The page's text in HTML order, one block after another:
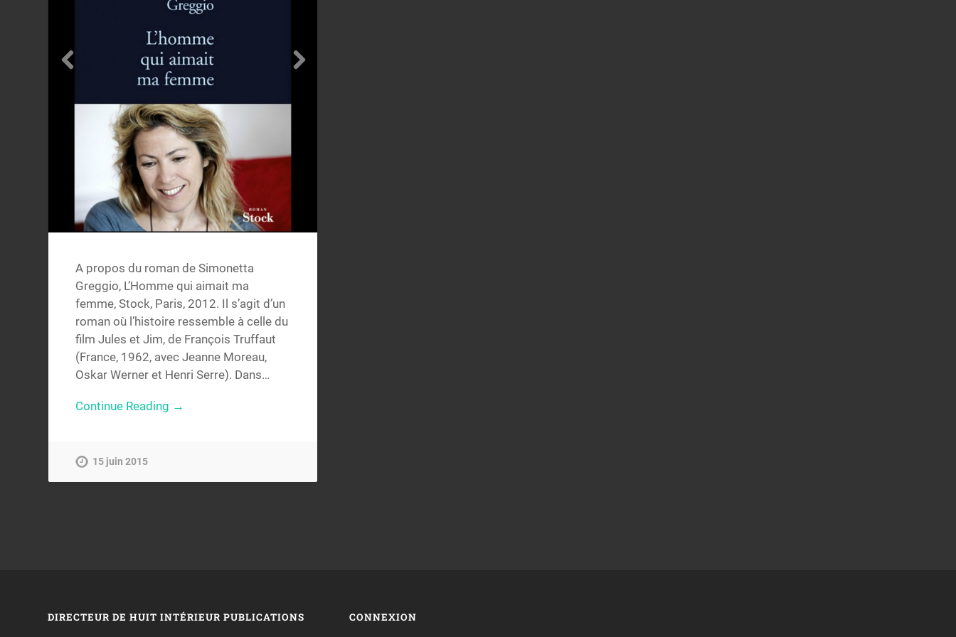
A propos du roman de Simonetta
Greggio, L’Homme qui aimait ma
femme, Stock, Paris, 2012. Il s’agit d’un
roman où l’histoire ressemble à celle du
film Jules et Jim, de François Truffaut
(France, 1962, avec Jeanne Moreau,
Oskar Werner et Henri Serre). Dans…
Continue Reading →
15 juin 2015
DIRECTEUR DE HUIT INTÉRIEUR PUBLICATIONS CONNEXION